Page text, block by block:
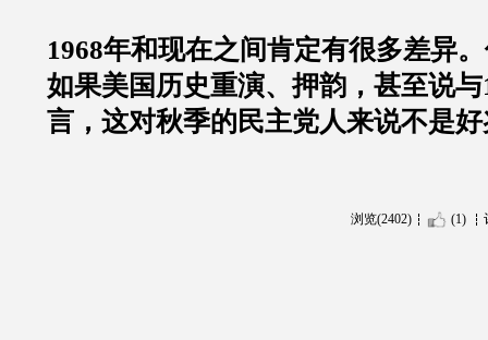
1968年和现在之间肯定有很多差异
如果美国历史重演、押韵，甚至说
言，这对秋季的民主党人来说不是
浏览(2402) (1)